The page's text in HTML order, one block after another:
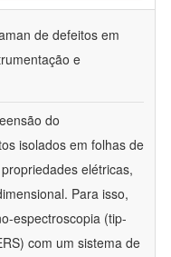
de defeitos em
e
do
isolados em folhas de
elétricas,
Para isso,
espectroscopia (tip-
com um sistema de